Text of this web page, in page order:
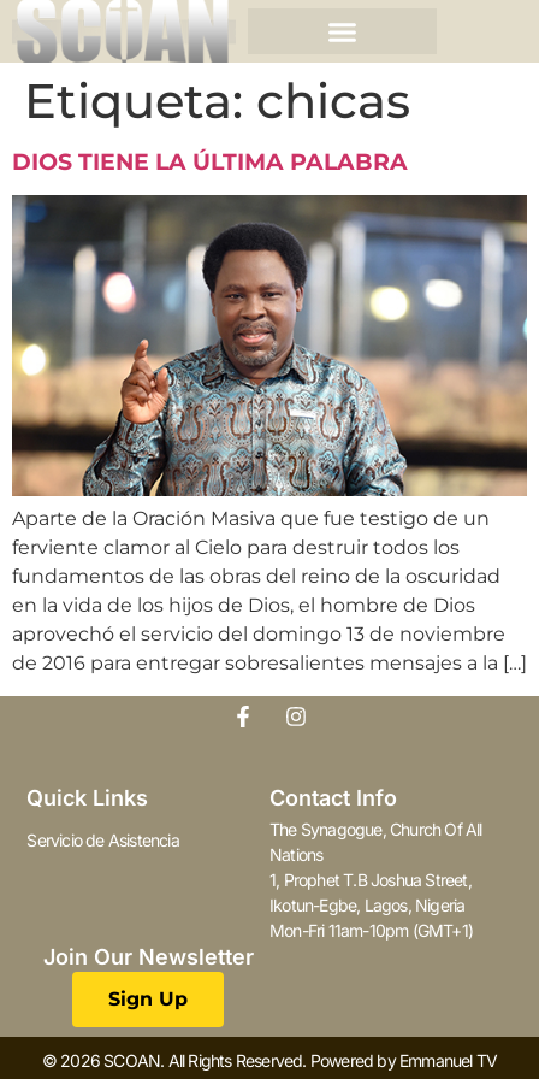
Etiqueta: chicas
DIOS TIENE LA ÚLTIMA PALABRA
Aparte de la Oración Masiva que fue testigo de un
ferviente clamor al Cielo para destruir todos los
fundamentos de las obras del reino de la oscuridad
en la vida de los hijos de Dios, el hombre de Dios
aprovechó el servicio del domingo 13 de noviembre
de 2016 para entregar sobresalientes mensajes a la […]
Quick Links
Servicio de Asistencia
Contact Info
The Synagogue, Church Of All
Nations
1, Prophet T.B Joshua Street,
Ikotun-Egbe, Lagos, Nigeria
Mon-Fri 11am-10pm (GMT+1)
Join Our Newsletter
Sign Up
© 2026 SCOAN. All Rights Reserved. Powered by Emmanuel TV